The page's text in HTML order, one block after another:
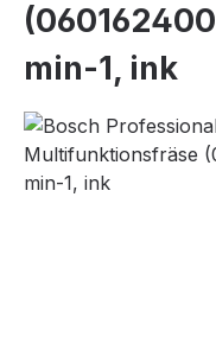
min-1, ink
Bildergalerie